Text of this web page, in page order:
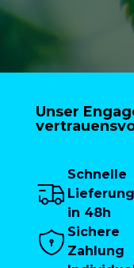
Unser
Schnelle
Lieferung
in 48h
Sichere
Zahlung